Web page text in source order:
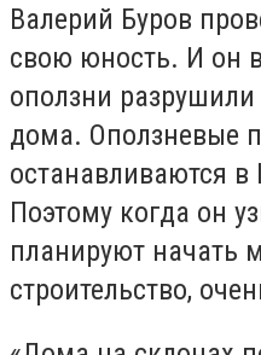
Валерий Буров
свою юность. И он
оползни
дома. Оползневые
останавливаются
Поэтому когда он
планируют начать
строительство,